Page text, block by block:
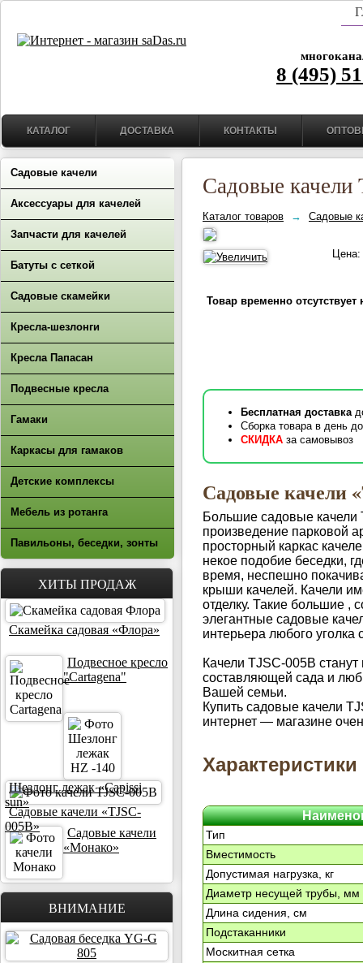
8 (495)
КАТАЛОГ ДОСТАВКА КОНТАКТЫ
Садовые качели
Аксессуары для качелей
Запчасти для качелей
Батуты с сеткой
Садовые скамейки
Кресла-шезлонги
Кресла Папасан
Подвесные кресла
Гамаки
Каркасы для гамаков
Детские комплексы
Мебель из ротанга
Павильоны, беседки, зонты
ХИТЫ ПРОДАЖ
Скамейка садовая «Флора»
Подвесное кресло
"Cartagena"
Шезлонг лежак «Capissi
sun»
Садовые качели «TJSC-
005B»
Садовые качели
«Монако»
ВНИМАНИЕ
Садовые качели
Каталог товаров → Садовые
Цена:
Товар временно отсутствует
Бесплатная доставка
Сборка товара в день
СКИДКА за самовывоз
Садовые качели
Большие садовые качели
произведение парковой
просторный каркас
некое подобие беседки,
время, неспешно
крыши качелей. Качели
отделку. Такие большие ,
элегантные садовые
интерьера любого уголка
Качели TJSC-005B
составляющей сада и
Вашей семьи.
Купить садовые качели
интернет — магазине
Тип
Вместимость
Допустимая нагрузка, кг
Диаметр несущей трубы, мм
Длина сидения, см
Подстаканники
Москитная сетка